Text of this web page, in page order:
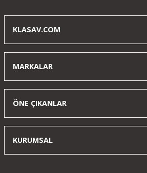
KLASAV.COM
MARKALAR
ÖNE ÇIKANLAR
KURUMSAL